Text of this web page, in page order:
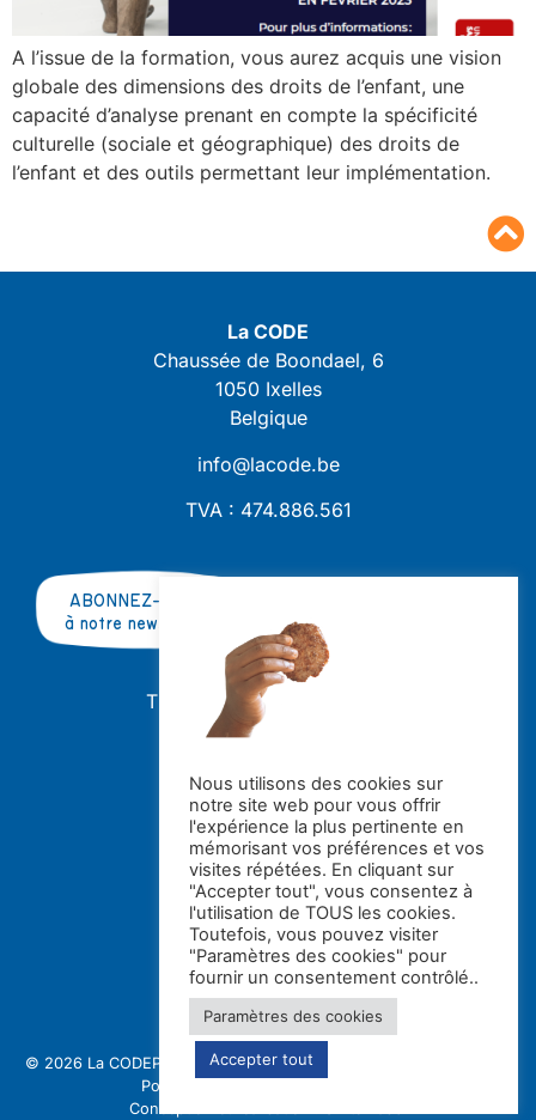
A l’issue de la formation, vous aurez acquis une vision
globale des dimensions des droits de l’enfant, une
capacité d’analyse prenant en compte la spécificité
culturelle (sociale et géographique) des droits de
l’enfant et des outils permettant leur implémentation.
La CODE
Chaussée de Boondael, 6
1050 Ixelles
Belgique
info@lacode.be
TVA : 474.886.561
ABONNEZ-VOUS
à notre newsletter
TRAVAILLER AVEC NOUS ?
STAGES
Avec le soutien de la
© 2026 La CODEPolitique de confidentialité et gestion des cookies
Politique de protection des enfants
Conception et réalisation : Switch asbl
Nous utilisons des cookies sur
notre site web pour vous offrir
l'expérience la plus pertinente en
mémorisant vos préférences et vos
visites répétées. En cliquant sur
"Accepter tout", vous consentez à
l'utilisation de TOUS les cookies.
Toutefois, vous pouvez visiter
"Paramètres des cookies" pour
fournir un consentement contrôlé..
Paramètres des cookies
Accepter tout